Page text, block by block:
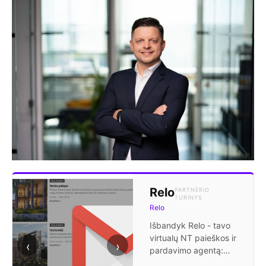
‹ ›
Relo
Relo
PARTNERIO
TURINYS
Išbandyk Relo - tavo
virtualų NT paieškos ir
pardavimo agentą: